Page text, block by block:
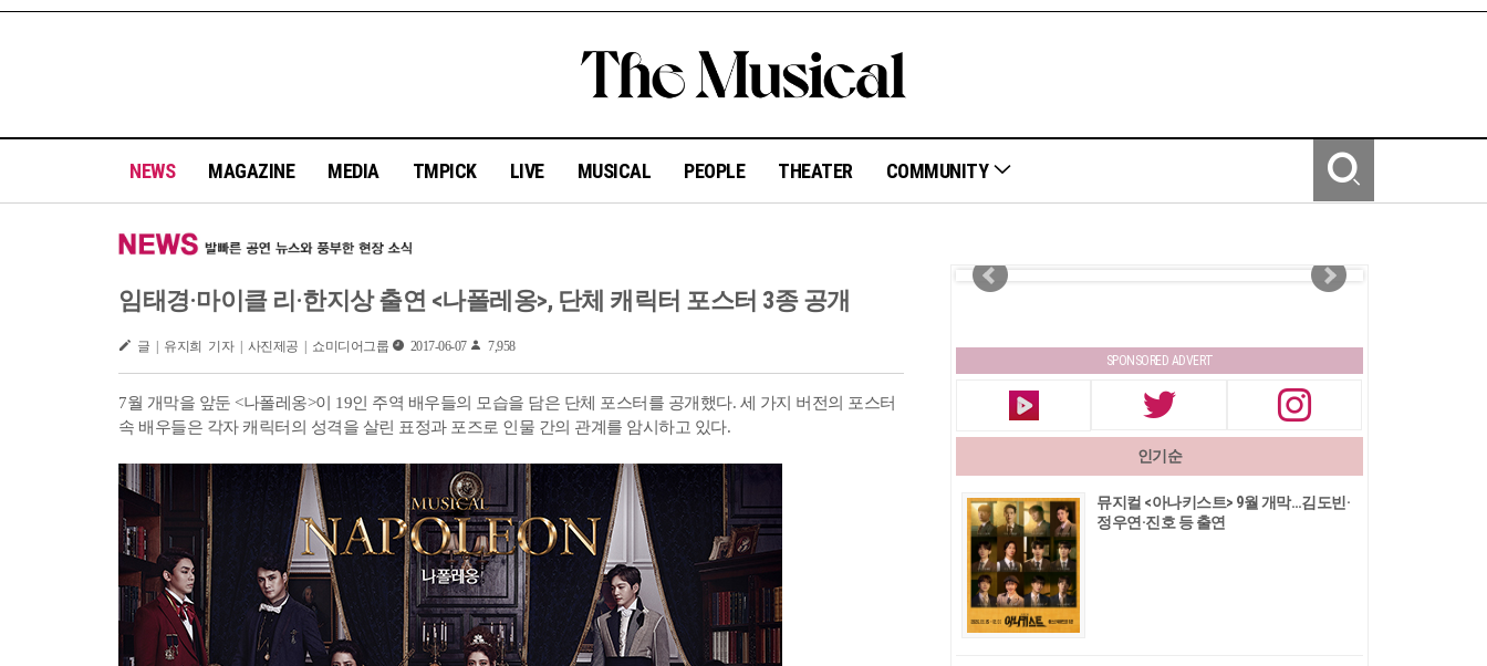
NEWS MAGAZINE MEDIA TMPICK LIVE MUSICAL PEOPLE THEATER COMMUNITY
임태경·마이클 리·한지상 출연 <나폴레옹>, 단체 캐릭터 포스터 3종 공개
글 | 유지희 기자 | 사진제공 | 쇼미디어그룹 2017-06-07 7,958
7월 개막을 앞둔 <나폴레옹>이 19인 주역 배우들의 모습을 담은 단체 포스터를 공개했다. 세 가지 버전의 포스터
속 배우들은 각자 캐릭터의 성격을 살린 표정과 포즈로 인물 간의 관계를 암시하고 있다.
SPONSORED ADVERT
인기순
뮤지컬 <아나키스트> 9월 개막…김도빈·
정우연·진호 등 출연